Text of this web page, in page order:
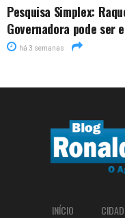
Pesquisa Simplex:
Governadora pode ser
há 3 semanas
INÍCIO